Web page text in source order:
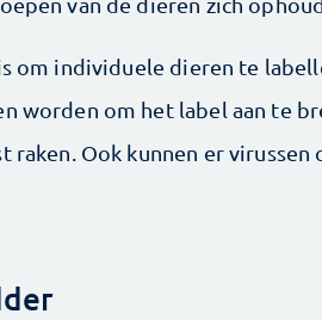
om individuele dieren te
worden om het label aan te
raken. Ook kunnen er